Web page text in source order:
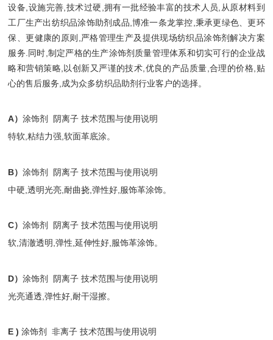
设备,设施完善,技术过硬,拥有一批经验丰富的技术人员,从原材料到
工厂生产出纺织品涂饰助剂成品,博准一条龙掌控,秉承更绿色、更环
保、更健康的原则,严格管理生产及提供现场纺织品涂饰剂解决方案
服务.同时,制定严格的生产涂饰剂质量管理体系和切实可行的企业战
略和营销策略,以创新又严谨的技术,优良的产品质量,合理的价格,贴
心的售后服务,成为众多纺织品助剂行业客户的选择。
A）涂饰剂 阴离子 技术范围与使用说明
特软,粘结力强,软面革底涂。
B）涂饰剂 阴离子 技术范围与使用说明
中硬,透明光亮,耐曲挠,弹性好,服饰革涂饰。
C）涂饰剂 阴离子 技术范围与使用说明
软,清澈透明,弹性,延伸性好,服饰革涂饰。
D）涂饰剂 阴离子 技术范围与使用说明
光亮通透,弹性好,耐干湿擦。
E )涂饰剂 非离子 技术范围与使用说明